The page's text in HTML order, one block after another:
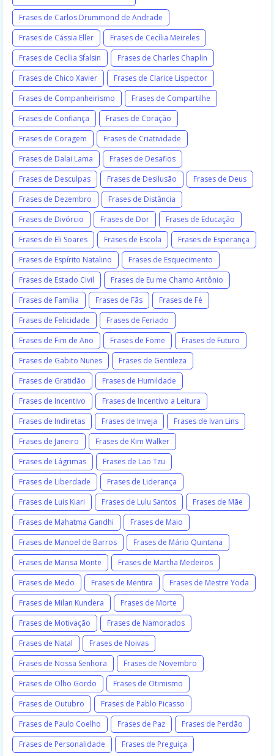
Frases de Carlos Drummond de Andrade
Frases de Cássia Eller
Frases de Cecília Meireles
Frases de Cecília Sfalsin
Frases de Charles Chaplin
Frases de Chico Xavier
Frases de Clarice Lispector
Frases de Companheirismo
Frases de Compartilhe
Frases de Confiança
Frases de Coração
Frases de Coragem
Frases de Criatividade
Frases de Dalai Lama
Frases de Desafios
Frases de Desculpas
Frases de Desilusão
Frases de Deus
Frases de Dezembro
Frases de Distância
Frases de Divórcio
Frases de Dor
Frases de Educação
Frases de Eli Soares
Frases de Escola
Frases de Esperança
Frases de Espírito Natalino
Frases de Esquecimento
Frases de Estado Civil
Frases de Eu me Chamo Antônio
Frases de Família
Frases de Fãs
Frases de Fé
Frases de Felicidade
Frases de Feriado
Frases de Fim de Ano
Frases de Fome
Frases de Futuro
Frases de Gabito Nunes
Frases de Gentileza
Frases de Gratidão
Frases de Humildade
Frases de Incentivo
Frases de Incentivo a Leitura
Frases de Indiretas
Frases de Inveja
Frases de Ivan Lins
Frases de Janeiro
Frases de Kim Walker
Frases de Lágrimas
Frases de Lao Tzu
Frases de Liberdade
Frases de Liderança
Frases de Luis Kiari
Frases de Lulu Santos
Frases de Mãe
Frases de Mahatma Gandhi
Frases de Maio
Frases de Manoel de Barros
Frases de Mário Quintana
Frases de Marisa Monte
Frases de Martha Medeiros
Frases de Medo
Frases de Mentira
Frases de Mestre Yoda
Frases de Milan Kundera
Frases de Morte
Frases de Motivação
Frases de Namorados
Frases de Natal
Frases de Noivas
Frases de Nossa Senhora
Frases de Novembro
Frases de Olho Gordo
Frases de Otimismo
Frases de Outubro
Frases de Pablo Picasso
Frases de Paulo Coelho
Frases de Paz
Frases de Perdão
Frases de Personalidade
Frases de Preguiça